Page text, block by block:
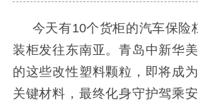
今天有10个货柜的汽车保险
装柜发往东南亚。青岛中新华
的这些改性塑料颗粒，即将成
关键材料，最终化身守护驾乘